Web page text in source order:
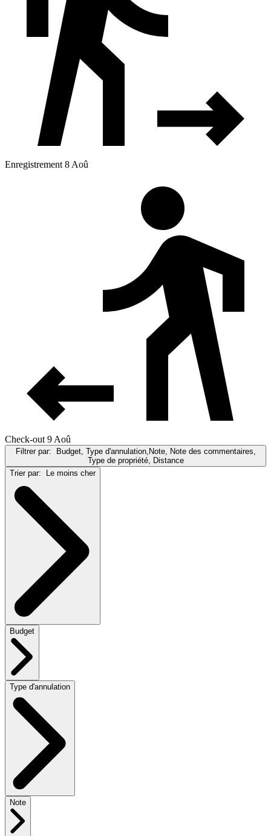
Enregistrement 8 Aoû
Check-out 9 Aoû
Filtrer par:
Budget, Type d'annulation,Note, Note des commentaires,
Type de propriété, Distance
Trier par:
Le moins cher
Budget
Type d'annulation
Note